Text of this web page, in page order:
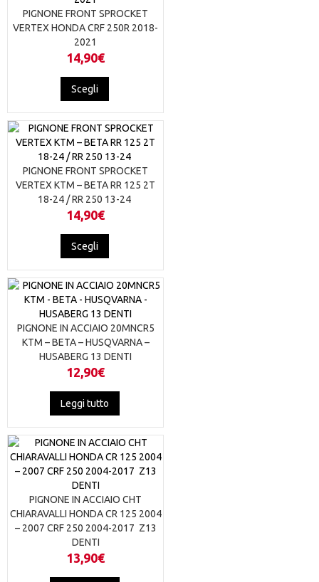
PIGNONE FRONT SPROCKET
VERTEX HONDA CRF 250R 2018-
2021
14,90€
Scegli
più
varianti.
Le
opzioni
possono
essere
PIGNONE FRONT SPROCKET
VERTEX KTM – BETA RR 125 2T
18-24 / RR 250 13-24
14,90€
Scegli
più
varianti.
Le
opzioni
possono
essere
pagina
PIGNONE IN ACCIAIO 20MNCR5
KTM – BETA – HUSQVARNA –
HUSABERG 13 DENTI
12,90€
Leggi tutto
PIGNONE IN ACCIAIO CHT
CHIARAVALLI HONDA CR 125 2004
– 2007 CRF 250 2004-2017 Z13
DENTI
13,90€